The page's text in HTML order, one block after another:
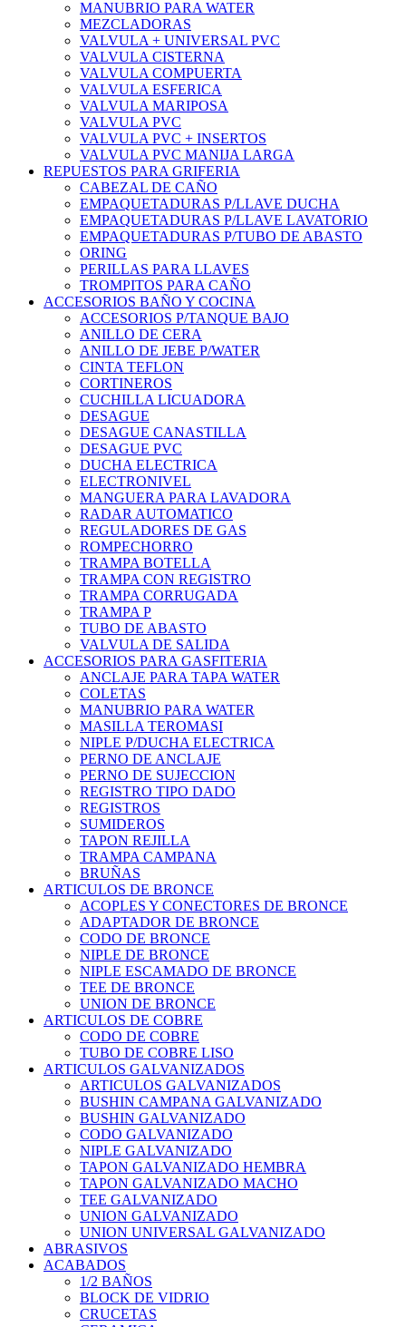
MANUBRIO PARA WATER
MEZCLADORAS
VALVULA + UNIVERSAL PVC
VALVULA CISTERNA
VALVULA COMPUERTA
VALVULA ESFERICA
VALVULA MARIPOSA
VALVULA PVC
VALVULA PVC + INSERTOS
VALVULA PVC MANIJA LARGA
REPUESTOS PARA GRIFERIA
CABEZAL DE CAÑO
EMPAQUETADURAS P/LLAVE DUCHA
EMPAQUETADURAS P/LLAVE LAVATORIO
EMPAQUETADURAS P/TUBO DE ABASTO
ORING
PERILLAS PARA LLAVES
TROMPITOS PARA CAÑO
ACCESORIOS BAÑO Y COCINA
ACCESORIOS P/TANQUE BAJO
ANILLO DE CERA
ANILLO DE JEBE P/WATER
CINTA TEFLON
CORTINEROS
CUCHILLA LICUADORA
DESAGUE
DESAGUE CANASTILLA
DESAGUE PVC
DUCHA ELECTRICA
ELECTRONIVEL
MANGUERA PARA LAVADORA
RADAR AUTOMATICO
REGULADORES DE GAS
ROMPECHORRO
TRAMPA BOTELLA
TRAMPA CON REGISTRO
TRAMPA CORRUGADA
TRAMPA P
TUBO DE ABASTO
VALVULA DE SALIDA
ACCESORIOS PARA GASFITERIA
ANCLAJE PARA TAPA WATER
COLETAS
MANUBRIO PARA WATER
MASILLA TEROMASI
NIPLE P/DUCHA ELECTRICA
PERNO DE ANCLAJE
PERNO DE SUJECCION
REGISTRO TIPO DADO
REGISTROS
SUMIDEROS
TAPON REJILLA
TRAMPA CAMPANA
BRUÑAS
ARTICULOS DE BRONCE
ACOPLES Y CONECTORES DE BRONCE
ADAPTADOR DE BRONCE
CODO DE BRONCE
NIPLE DE BRONCE
NIPLE ESCAMADO DE BRONCE
TEE DE BRONCE
UNION DE BRONCE
ARTICULOS DE COBRE
CODO DE COBRE
TUBO DE COBRE LISO
ARTICULOS GALVANIZADOS
ARTICULOS GALVANIZADOS
BUSHIN CAMPANA GALVANIZADO
BUSHIN GALVANIZADO
CODO GALVANIZADO
NIPLE GALVANIZADO
TAPON GALVANIZADO HEMBRA
TAPON GALVANIZADO MACHO
TEE GALVANIZADO
UNION GALVANIZADO
UNION UNIVERSAL GALVANIZADO
ABRASIVOS
ACABADOS
1/2 BAÑOS
BLOCK DE VIDRIO
CRUCETAS